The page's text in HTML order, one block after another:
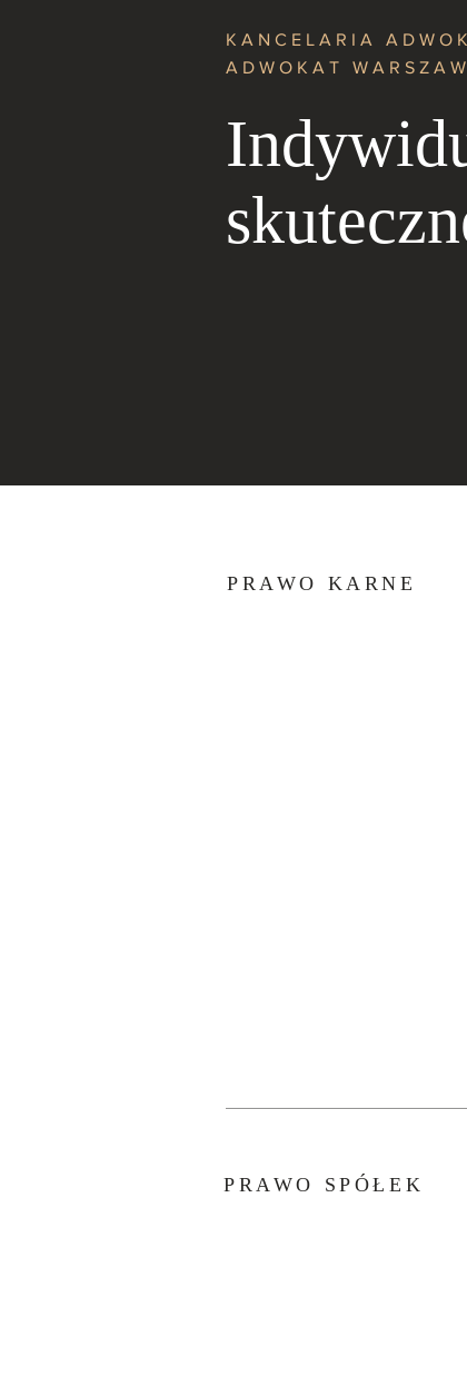
KANCELARIA
ADWOKAT
PRAWO KARNE
PRAWO SPÓŁEK